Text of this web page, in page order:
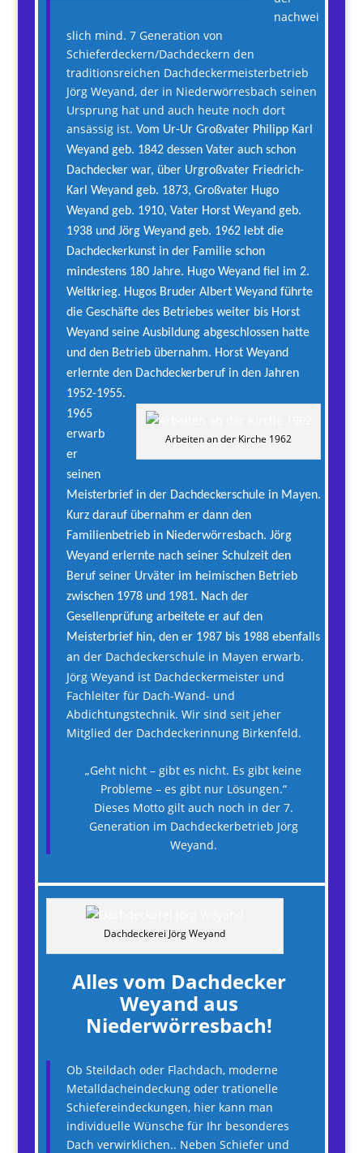
nachwei
slich mind. 7 Generation von
Schieferdeckern/Dachdeckern den
traditionsreichen Dachdeckermeisterbetrieb
Jörg Weyand, der in Niederwörresbach seinen
Ursprung hat und auch heute noch dort
ansässig ist. Vom Ur-Ur Großvater Philipp Karl
Weyand geb. 1842 dessen Vater auch schon
Dachdecker war, über Urgroßvater Friedrich-
Karl Weyand geb. 1873, Großvater Hugo
Weyand geb. 1910, Vater Horst Weyand geb.
1938 und Jörg Weyand geb. 1962 lebt die
Dachdeckerkunst in der Familie schon
mindestens 180 Jahre. Hugo Weyand fiel im 2.
Weltkrieg. Hugos Bruder Albert Weyand führte
die Geschäfte des Betriebes weiter bis Horst
Weyand seine Ausbildung abgeschlossen hatte
und den Betrieb übernahm. Horst Weyand
erlernte den Dachdeckerberuf in den Jahren
1952-1955.
Arbeiten an der Kirche 1962
1965
erwarb
er
seinen
Meisterbrief in der Dachdeckerschule in Mayen.
Kurz darauf übernahm er dann den
Familienbetrieb in Niederwörresbach. Jörg
Weyand erlernte nach seiner Schulzeit den
Beruf seiner Urväter im heimischen Betrieb
zwischen 1978 und 1981. Nach der
Gesellenprüfung arbeitete er auf den
Meisterbrief hin, den er 1987 bis 1988 ebenfalls
an der Dachdeckerschule in Mayen erwarb.
Jörg Weyand ist Dachdeckermeister und
Fachleiter für Dach-Wand- und
Abdichtungstechnik. Wir sind seit jeher
Mitglied der Dachdeckerinnung Birkenfeld.
„Geht nicht – gibt es nicht. Es gibt keine
Probleme – es gibt nur Lösungen.“
Dieses Motto gilt auch noch in der 7.
Generation im Dachdeckerbetrieb Jörg
Weyand.
Dachdeckerei Jörg Weyand
Alles vom Dachdecker
Weyand aus
Niederwörresbach!
Ob Steildach oder Flachdach, moderne
Metalldacheindeckung oder trationelle
Schiefereindeckungen, hier kann man
individuelle Wünsche für Ihr besonderes
Dach verwirklichen.. Neben Schiefer und